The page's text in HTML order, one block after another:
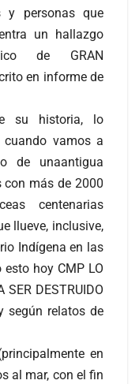
y personas que
un hallazgo
de GRAN
en informe de
su historia, lo
cuando vamos a
de unaantigua
con más de 2000
centenarias
llueve, inclusive,
Indígena en las
esto hoy CMP LO
SER DESTRUIDO
según relatos de
en
al mar, con el fin